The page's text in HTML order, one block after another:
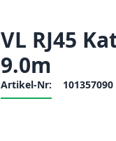
VL RJ45
9.0m
Artikel-Nr: 101357090